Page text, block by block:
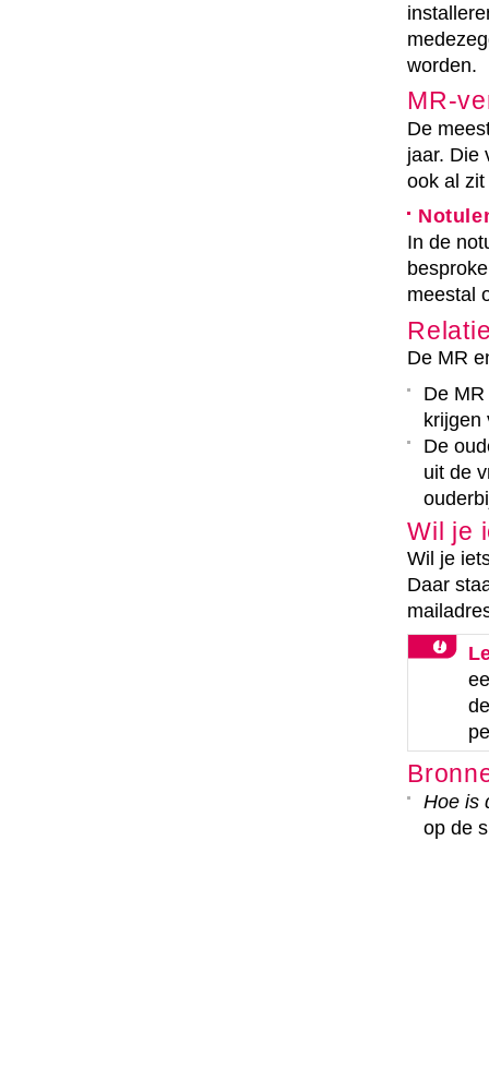
worden.
MR-
De
jaar. Die
ook al
In de
meestal
De MR
De
krijgen
De
uit de
Wil je
Wil je
Daar
Hoe is
op de